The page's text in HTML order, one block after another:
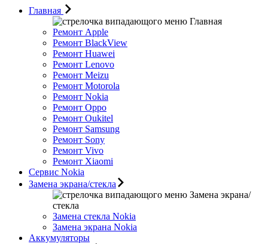
Главная
Главная
Ремонт Apple
Ремонт BlackView
Ремонт Huawei
Ремонт Lenovo
Ремонт Meizu
Ремонт Motorоla
Ремонт Nokia
Ремонт Oppo
Ремонт Oukitel
Ремонт Samsung
Ремонт Sony
Ремонт Vivo
Ремонт Xiaomi
Сервис Nokia
Замена экрана/стекла
Замена экрана/
стекла
Замена стекла Nokia
Замена экрана Nokia
Аккумуляторы